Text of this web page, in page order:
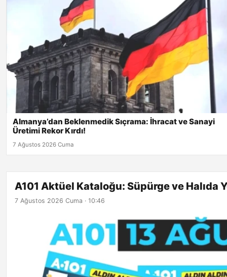
Almanya’dan Beklenmedik Sıçrama: İhracat ve Sanayi
Üretimi Rekor Kırdı!
7 Ağustos 2026 Cuma
A101 Aktüel Kataloğu: Süpürge ve Halıda
7 Ağustos 2026 Cuma · 10:46